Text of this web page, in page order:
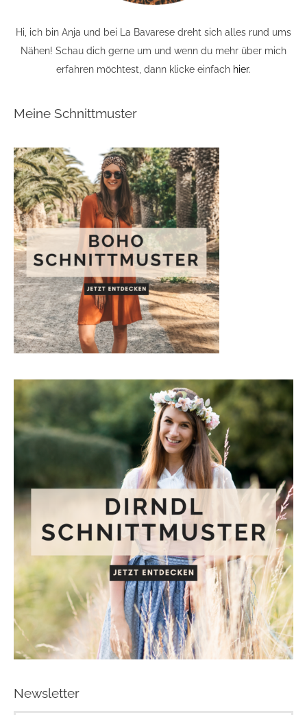
Hi, ich bin Anja und bei La Bavarese dreht sich alles rund ums
Nähen! Schau dich gerne um und wenn du mehr über mich
erfahren möchtest, dann klicke einfach hier.
Meine Schnittmuster
Newsletter